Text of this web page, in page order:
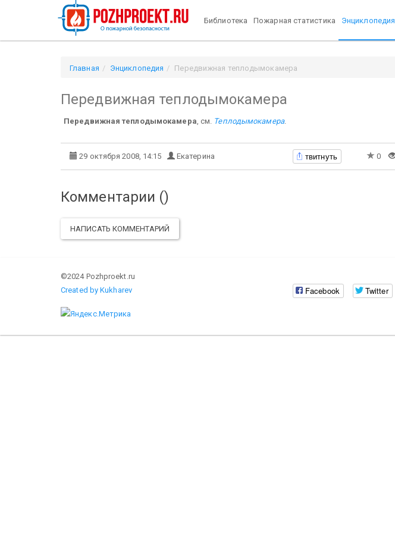
Библиотека Пожарная статистика Энциклопедия
Главная Энциклопедия Передвижная теплодымокамера
Передвижная теплодымокамера
Передвижная теплодымокамера , см. Теплодымокамера.
29 октября 2008, 14:15 Екатерина твитнуть 0
Комментарии ()
НАПИСАТЬ КОММЕНТАРИЙ
©2024 Pozhproekt.ru
Created by Kukharev
Facebook Twitter